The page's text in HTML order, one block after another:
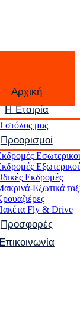
Αρχική
Η Εταιρία
στόλος μας
Προορισμοί
Εκδρομές
Εξωτικά
Fly & Drive
Προσφορές
Επικοινωνία